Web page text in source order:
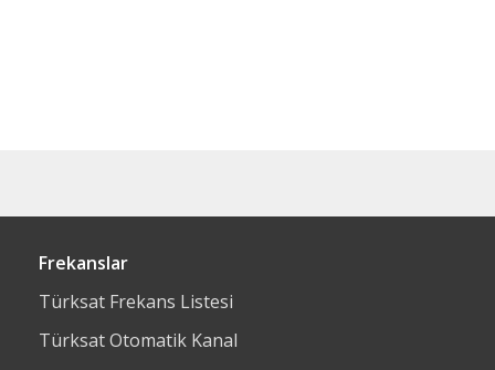
Frekanslar
Türksat Frekans Listesi
Türksat Otomatik Kanal